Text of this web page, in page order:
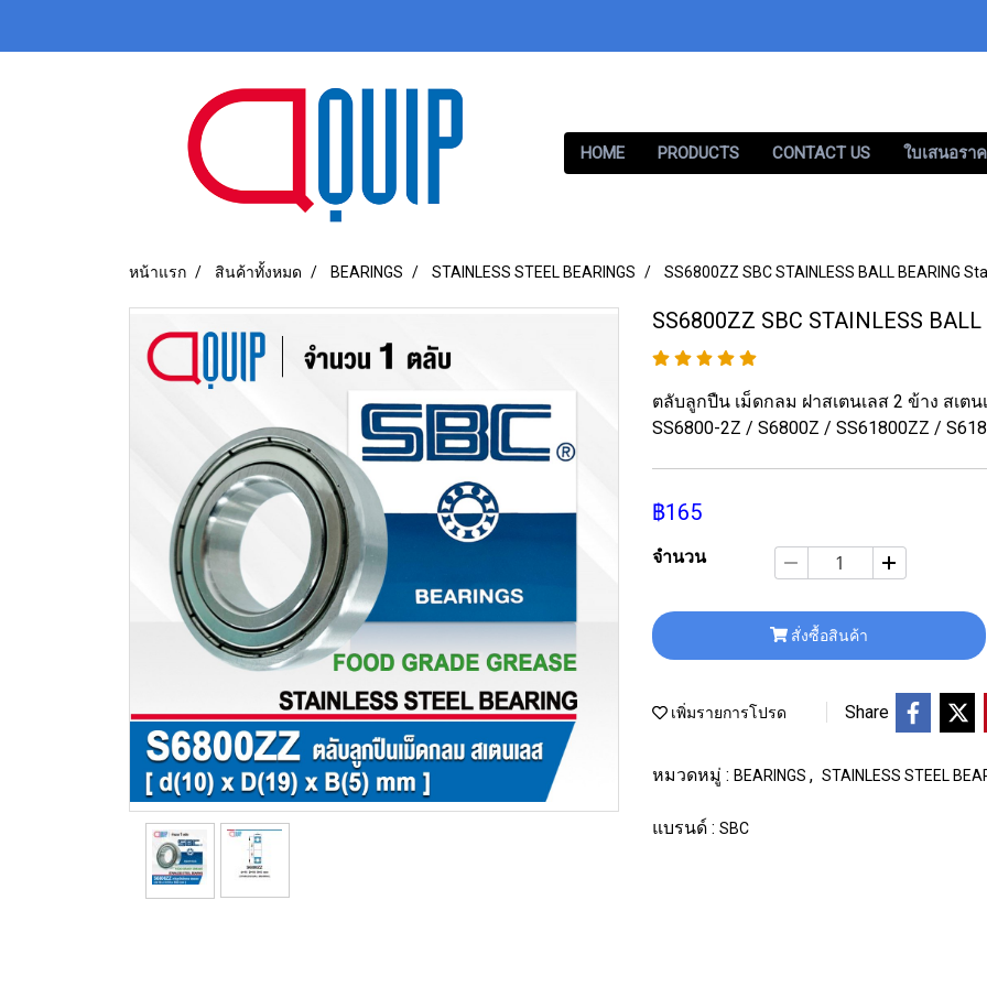
HOME PRODUCTS CONTACT US ใบเสนอรา
หน้าแรก สินค้าทั้งหมด BEARINGS STAINLESS STEEL BEARINGS SS6800ZZ SBC STAINLESS BALL BEARING
SS6800ZZ SBC STAINLESS
ตลับลูกปืน เม็ดกลม ฝาสเตนเลส 2 ข้าง สเ
SS6800-2Z / S6800Z / SS61800ZZ /
฿165
จำนวน
สั่งซื้อสินค้า
เพิ่มรายการโปรด Share
หมวดหมู่ : BEARINGS , STAINLESS STEEL
แบรนด์ : SBC